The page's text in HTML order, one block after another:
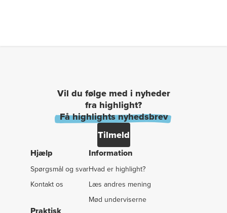
Vil du følge med i nyheder
fra highlight?
Få highlights nyhedsbrev
Tilmeld
Hjælp
Spørgsmål og svar
Kontakt os
Information
Hvad er highlight?
Læs andres mening
Mød underviserne